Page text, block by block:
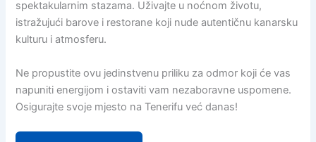
spektakularnim stazama. Uživajte u noćnom životu,
istražujući barove i restorane koji nude autentičnu kanarsku
kulturu i atmosferu.
Ne propustite ovu jedinstvenu priliku za odmor koji će vas
napuniti energijom i ostaviti vam nezaboravne uspomene.
Osigurajte svoje mjesto na Tenerifu već danas!